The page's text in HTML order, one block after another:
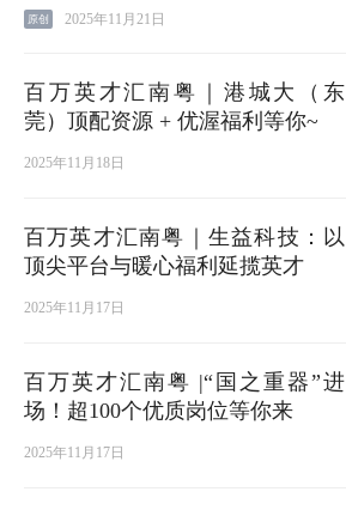
原创 2025年11月21日
百万英才汇南粤｜港城大（东
莞）顶配资源 + 优渥福利等你~
2025年11月18日
百万英才汇南粤｜生益科技：以
顶尖平台与暖心福利延揽英才
2025年11月17日
百万英才汇南粤 |“国之重器”进
场！超100个优质岗位等你来
2025年11月17日